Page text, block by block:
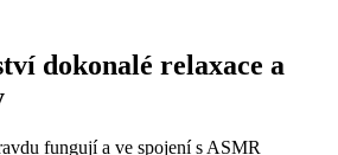
dokonalé relaxace a
fungují a ve spojení s ASMR